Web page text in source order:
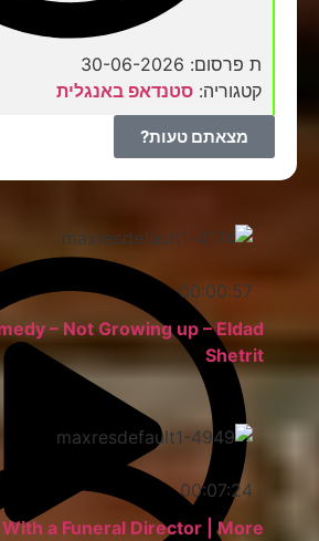
ת פרסום: 30-06-2026
קטגוריה:סטנדאפ באנגלית
מצאתם טעות?
00:00:57
comedy – Not Growing up – Eldad
Shetrit
00:07:24
With a Funeral Director | More